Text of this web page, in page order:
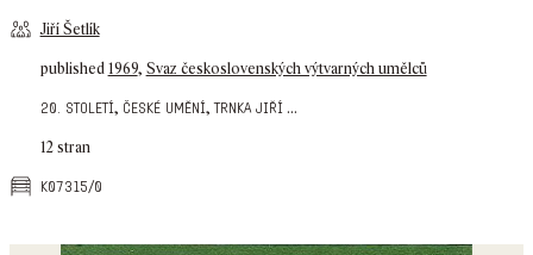
Jiří Šetlík
published 1969, Svaz československých výtvarných umělců
20. století, české umění, trnka jiří ...
12 stran
k07315/0